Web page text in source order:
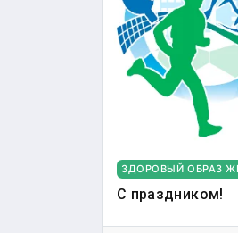
ЗДОРОВЫЙ ОБРАЗ
С праздником!